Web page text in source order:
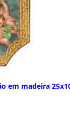
em madeira